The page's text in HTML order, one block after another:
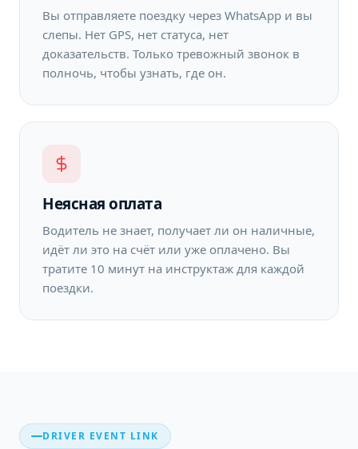
Вы отправляете поездку через WhatsApp и вы
слепы. Нет GPS, нет статуса, нет
доказательств. Только тревожный звонок в
полночь, чтобы узнать, где он.
Неясная оплата
Водитель не знает, получает ли он наличные,
идёт ли это на счёт или уже оплачено. Вы
тратите 10 минут на инструктаж для каждой
поездки.
DRIVER EVENT LINK